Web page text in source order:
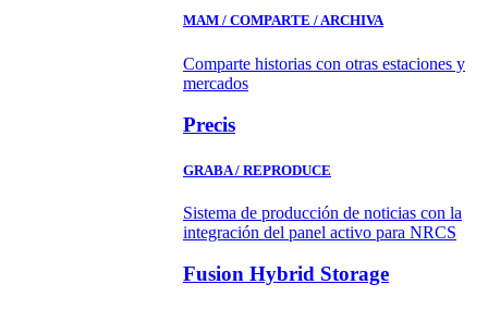
MAM / COMPARTE / ARCHIVA
Comparte historias con otras estaciones y
mercados
Precis
GRABA / REPRODUCE
Sistema de producción de noticias con la
integración del panel activo para NRCS
Fusion Hybrid Storage